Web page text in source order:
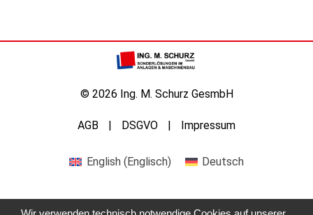
© 2026 Ing. M. Schurz GesmbH
AGB DSGVO Impressum
English(Englisch) Deutsch